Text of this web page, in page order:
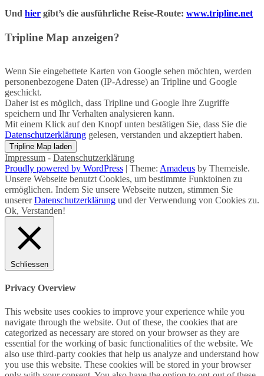
Und hier gibt’s die ausführliche Reise-Route: www.tripline.net
Tripline Map anzeigen?
Wenn Sie eingebettete Karten von Google sehen möchten, werden
personenbezogene Daten (IP-Adresse) an Tripline und Google
geschickt.
Daher ist es möglich, dass Tripline und Google Ihre Zugriffe
speichern und Ihr Verhalten analysieren kann.
Mit einem Klick auf den Knopf unten bestätigen Sie, dass Sie die
Datenschutzerklärung gelesen, verstanden und akzeptiert haben.
Impressum - Datenschutzerklärung
Proudly powered by WordPress | Theme: Amadeus by Themeisle.
Unsere Webseite benutzt Cookies, um bestimmte Funktoinen zu
ermöglichen. Indem Sie unsere Webseite nutzen, stimmen Sie
unsererDatenschutzerklärung und der Verwendung von Cookies zu.
Ok, Verstanden!
Schliessen
Privacy Overview
This website uses cookies to improve your experience while you
navigate through the website. Out of these, the cookies that are
categorized as necessary are stored on your browser as they are
essential for the working of basic functionalities of the website. We
also use third-party cookies that help us analyze and understand how
you use this website. These cookies will be stored in your browser